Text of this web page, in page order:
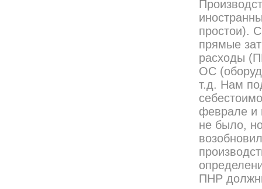
простои).
прямые
расходы
ОС
т.д. Нам
феврале и
не было,
ПНР